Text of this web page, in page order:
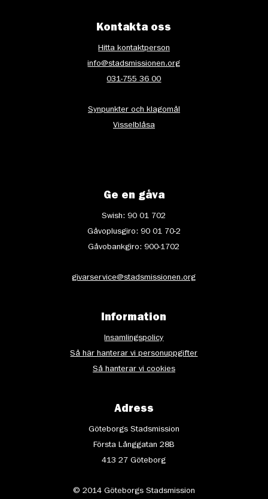
Kontakta oss
Hitta kontaktperson
info@stadsmissionen.org
031-755 36 00
Synpunkter och klagomål
Visselblåsa
Ge en gåva
Swish: 90 01 702
Gåvoplusgiro: 90 01 70-2
Gåvobankgiro: 900-1702
givarservice@stadsmissionen.org
Information
Insamlingspolicy
Så här hanterar vi personuppgifter
Så hanterar vi cookies
Adress
Göteborgs Stadsmission
Första Långgatan 28B
413 27 Göteborg
© 2014 Göteborgs Stadsmission